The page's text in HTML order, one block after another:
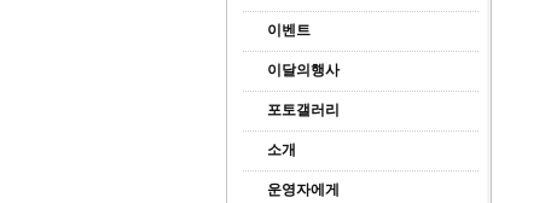
이벤트
이달의행사
포토갤러리
소개
운영자에게